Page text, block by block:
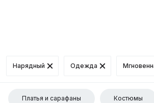
Нарядный Одежда
Платья и сарафаны Костюмы